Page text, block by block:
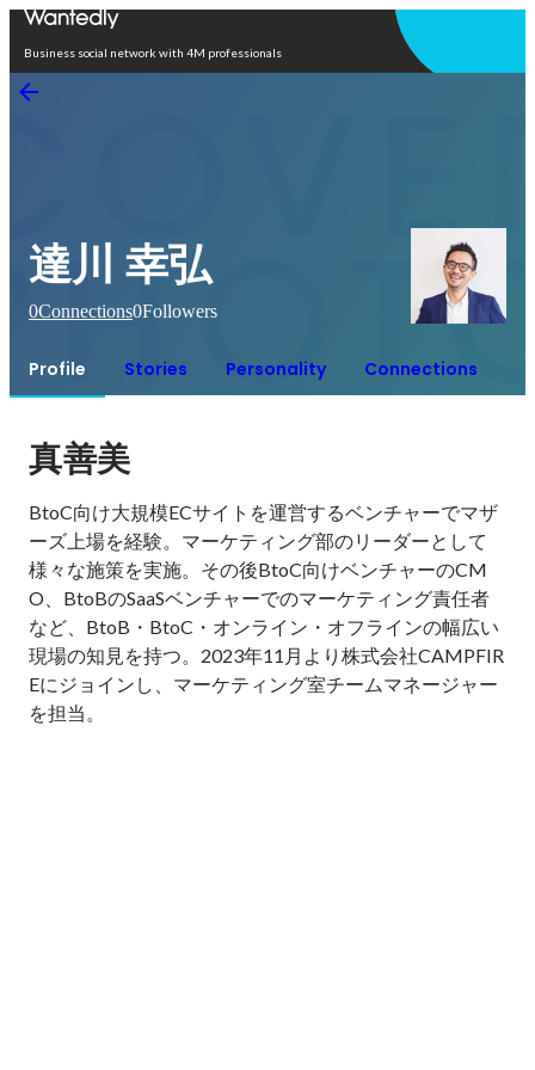
Business social network with 4M professionals
達川 幸弘
0Connections0Followers
Profile Stories Personality Connections
真善美
BtoC向け大規模ECサイトを運営するベンチャーでマザ
ーズ上場を経験。マーケティング部のリーダーとして
様々な施策を実施。その後BtoC向けベンチャーのCM
O、BtoBのSaaSベンチャーでのマーケティング責任者
など、BtoB・BtoC・オンライン・オフラインの幅広い
現場の知見を持つ。2023年11月より株式会社CAMPFIR
Eにジョインし、マーケティング室チームマネージャー
を担当。